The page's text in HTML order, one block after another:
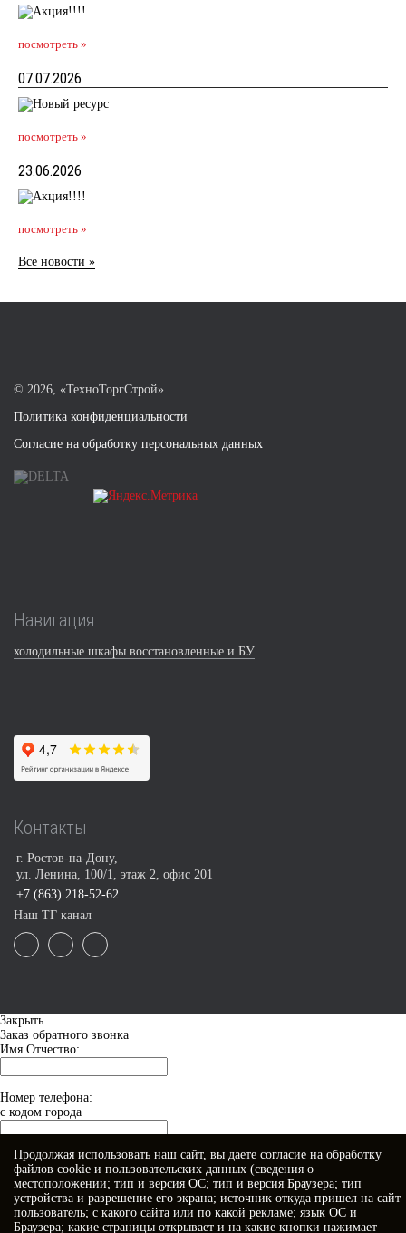
посмотреть »
07.07.2026
посмотреть »
23.06.2026
посмотреть »
Все новости »
© 2026, «ТехноТоргСтрой»
Политика конфиденциальности
Согласие на обработку персональных данных
Навигация
холодильные шкафы восстановленные и БУ
Контакты
г. Ростов-на-Дону,
ул. Ленина, 100/1, этаж 2, офис 201
+7 (863) 218-52-62
Наш ТГ канал
Закрыть
Заказ обратного звонка
Имя Отчество:
Номер телефона:
с кодом города
Когда позвонить?
Продолжая использовать наш сайт, вы даете согласие на обработку
файлов cookie и пользовательских данных (сведения о
местоположении; тип и версия ОС; тип и версия Браузера; тип
устройства и разрешение его экрана; источник откуда пришел на сайт
пользователь; с какого сайта или по какой рекламе; язык ОС и
Браузера; какие страницы открывает и на какие кнопки нажимает